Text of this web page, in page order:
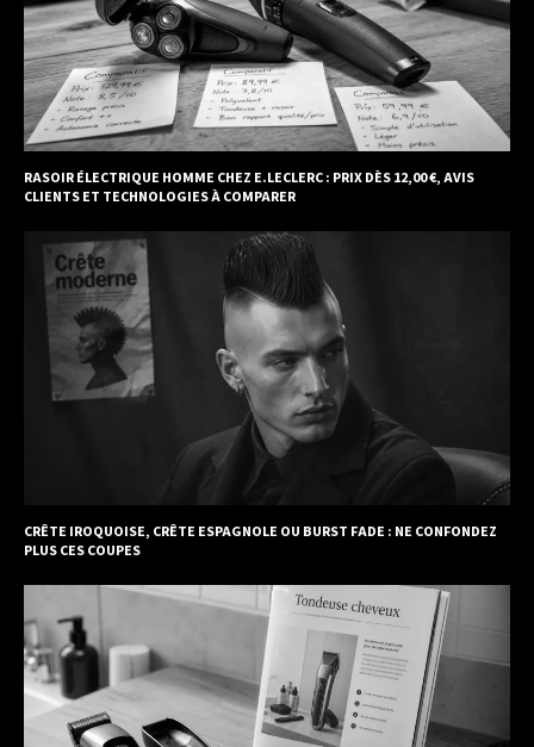
RASOIR ÉLECTRIQUE HOMME CHEZ E.LECLERC : PRIX DÈS 12,00 €, AVIS
CLIENTS ET TECHNOLOGIES À COMPARER
CRÊTE IROQUOISE, CRÊTE ESPAGNOLE OU BURST FADE : NE CONFONDEZ
PLUS CES COUPES